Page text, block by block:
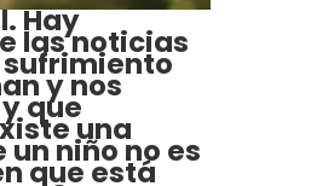
Hay
las noticias
sufrimiento
y nos
que
una
niño no es
que está